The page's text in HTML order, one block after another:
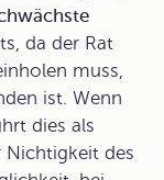
da der Rat
muss,
ist. Wenn
dies als
Nichtigkeit des